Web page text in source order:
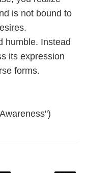
is not bound to
humble. Instead
its expression
forms.